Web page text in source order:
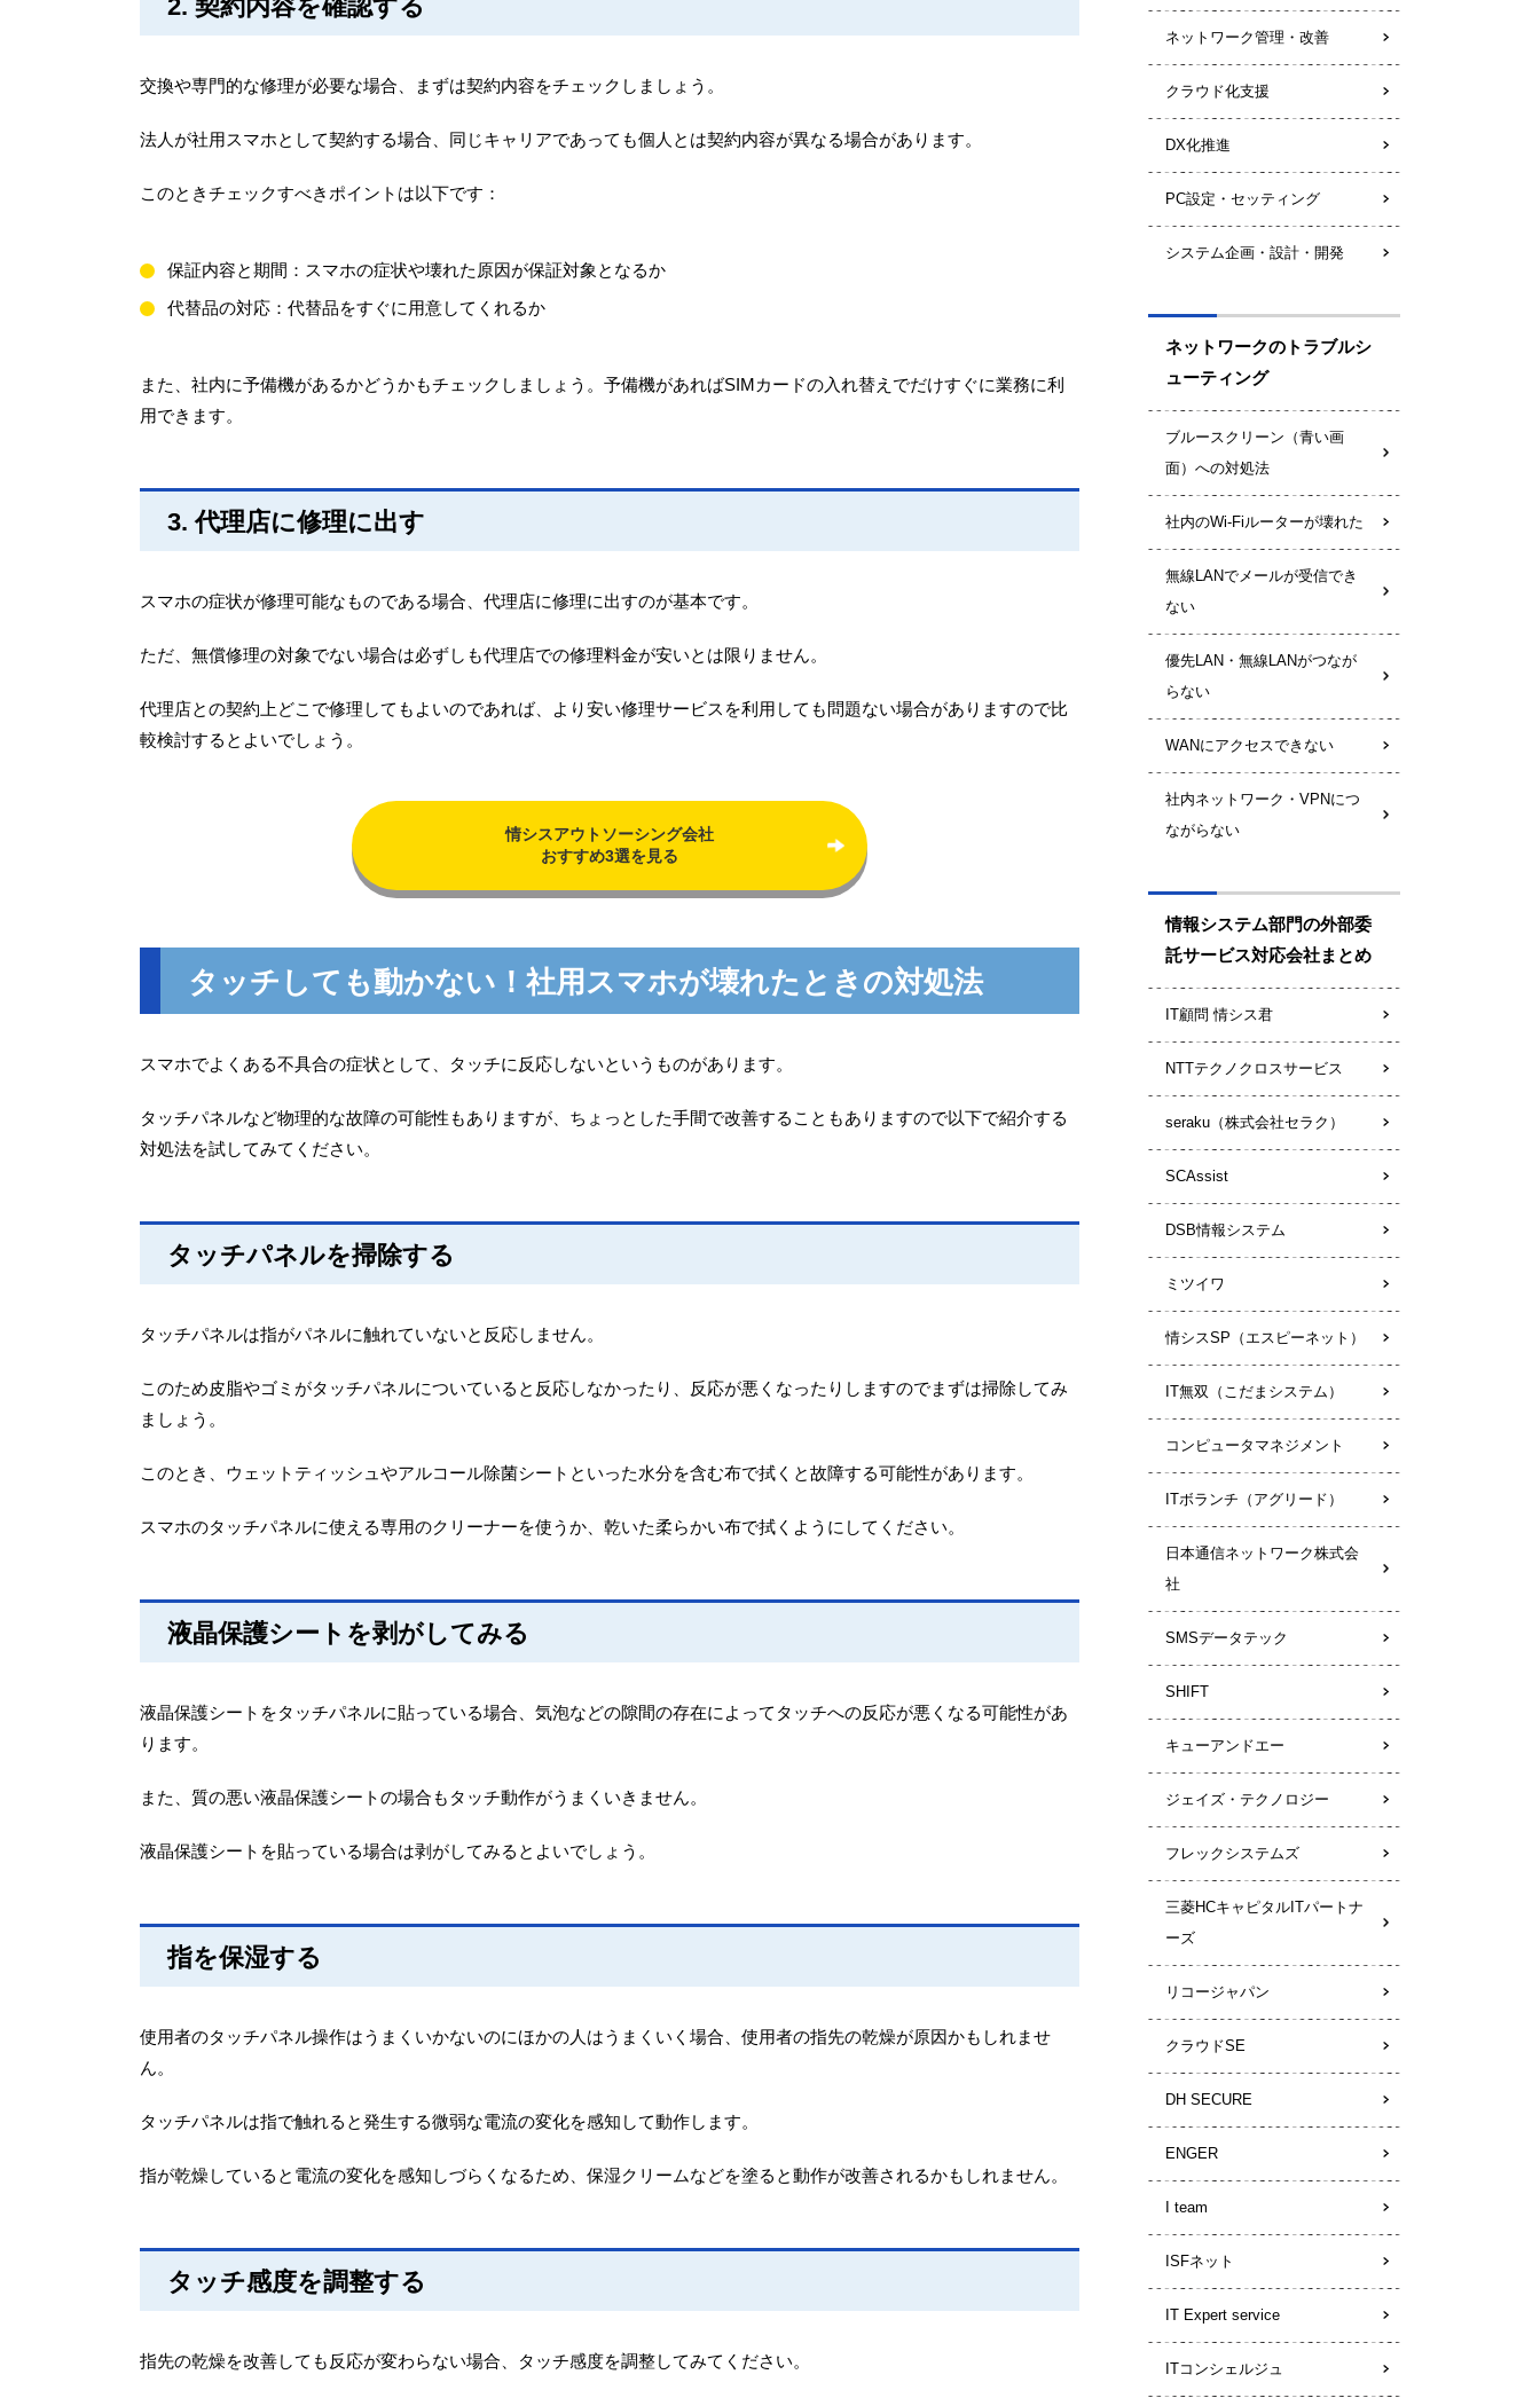
2. 契約内容を確認する
交換や専門的な修理が必要な場合、まずは契約内容をチェックしましょう。
法人が社用スマホとして契約する場合、同じキャリアであっても個人とは契約内容が異なる場合があります。
このときチェックすべきポイントは以下です：
保証内容と期間：スマホの症状や壊れた原因が保証対象となるか
代替品の対応：代替品をすぐに用意してくれるか
また、社内に予備機があるかどうかもチェックしましょう。予備機があればSIMカードの入れ替えでだけすぐに業務に利
用できます。
3. 代理店に修理に出す
スマホの症状が修理可能なものである場合、代理店に修理に出すのが基本です。
ただ、無償修理の対象でない場合は必ずしも代理店での修理料金が安いとは限りません。
代理店との契約上どこで修理してもよいのであれば、より安い修理サービスを利用しても問題ない場合がありますので比
較検討するとよいでしょう。
情シスアウトソーシング会社
おすすめ3選を見る
タッチしても動かない！社用スマホが壊れたときの対処法
スマホでよくある不具合の症状として、タッチに反応しないというものがあります。
タッチパネルなど物理的な故障の可能性もありますが、ちょっとした手間で改善することもありますので以下で紹介する
対処法を試してみてください。
タッチパネルを掃除する
タッチパネルは指がパネルに触れていないと反応しません。
このため皮脂やゴミがタッチパネルについていると反応しなかったり、反応が悪くなったりしますのでまずは掃除してみ
ましょう。
このとき、ウェットティッシュやアルコール除菌シートといった水分を含む布で拭くと故障する可能性があります。
スマホのタッチパネルに使える専用のクリーナーを使うか、乾いた柔らかい布で拭くようにしてください。
液晶保護シートを剥がしてみる
液晶保護シートをタッチパネルに貼っている場合、気泡などの隙間の存在によってタッチへの反応が悪くなる可能性があ
ります。
また、質の悪い液晶保護シートの場合もタッチ動作がうまくいきません。
液晶保護シートを貼っている場合は剥がしてみるとよいでしょう。
指を保湿する
使用者のタッチパネル操作はうまくいかないのにほかの人はうまくいく場合、使用者の指先の乾燥が原因かもしれませ
ん。
タッチパネルは指で触れると発生する微弱な電流の変化を感知して動作します。
指が乾燥していると電流の変化を感知しづらくなるため、保湿クリームなどを塗ると動作が改善されるかもしれません。
タッチ感度を調整する
指先の乾燥を改善しても反応が変わらない場合、タッチ感度を調整してみてください。
ネットワーク管理・改善
クラウド化支援
DX化推進
PC設定・セッティング
システム企画・設計・開発
ネットワークのトラブルシ
ューティング
ブルースクリーン（青い画
面）への対処法
社内のWi-Fiルーターが壊れた
無線LANでメールが受信でき
ない
優先LAN・無線LANがつなが
らない
WANにアクセスできない
社内ネットワーク・VPNにつ
ながらない
情報システム部門の外部委
託サービス対応会社まとめ
IT顧問 情シス君
NTTテクノクロスサービス
seraku（株式会社セラク）
SCAssist
DSB情報システム
ミツイワ
情シスSP（エスピーネット）
IT無双（こだまシステム）
コンピュータマネジメント
ITボランチ（アグリード）
日本通信ネットワーク株式会
社
SMSデータテック
SHIFT
キューアンドエー
ジェイズ・テクノロジー
フレックシステムズ
三菱HCキャピタルITパートナ
ーズ
リコージャパン
クラウドSE
DH SECURE
ENGER
I team
ISFネット
IT Expert service
ITコンシェルジュ